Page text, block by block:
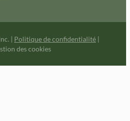
| Politique de confidentialité |
des cookies